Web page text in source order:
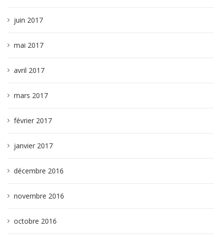
juin 2017
mai 2017
avril 2017
mars 2017
février 2017
janvier 2017
décembre 2016
novembre 2016
octobre 2016